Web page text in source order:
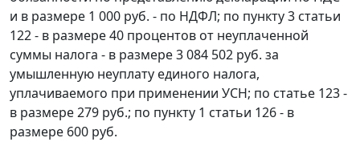
и в размере 1 000 руб. - по НДФЛ; по пункту 3 статьи
122 - в размере 40 процентов от неуплаченной
суммы налога - в размере 3 084 502 руб. за
умышленную неуплату единого налога,
уплачиваемого при применении УСН; по статье 123 -
в размере 279 руб.; по пункту 1 статьи 126 - в
размере 600 руб.